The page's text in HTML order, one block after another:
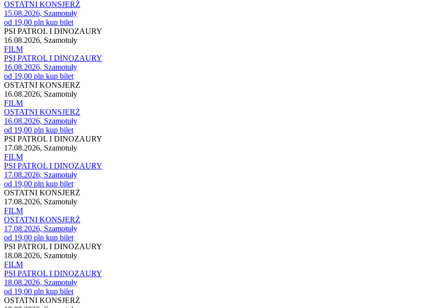
OSTATNI KONSJERŻ
15.08.2026, Szamotuły
od 19,00 pln kup bilet
PSI PATROL I DINOZAURY
16.08.2026, Szamotuły
FILM
PSI PATROL I DINOZAURY
16.08.2026, Szamotuły
od 19,00 pln kup bilet
OSTATNI KONSJERŻ
16.08.2026, Szamotuły
FILM
OSTATNI KONSJERŻ
16.08.2026, Szamotuły
od 19,00 pln kup bilet
PSI PATROL I DINOZAURY
17.08.2026, Szamotuły
FILM
PSI PATROL I DINOZAURY
17.08.2026, Szamotuły
od 19,00 pln kup bilet
OSTATNI KONSJERŻ
17.08.2026, Szamotuły
FILM
OSTATNI KONSJERŻ
17.08.2026, Szamotuły
od 19,00 pln kup bilet
PSI PATROL I DINOZAURY
18.08.2026, Szamotuły
FILM
PSI PATROL I DINOZAURY
18.08.2026, Szamotuły
od 19,00 pln kup bilet
OSTATNI KONSJERŻ